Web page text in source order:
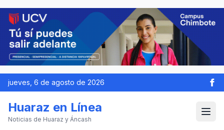
jueves, 6 de agosto de 2026
Huaraz en Línea
Noticias de Huaraz y Áncash